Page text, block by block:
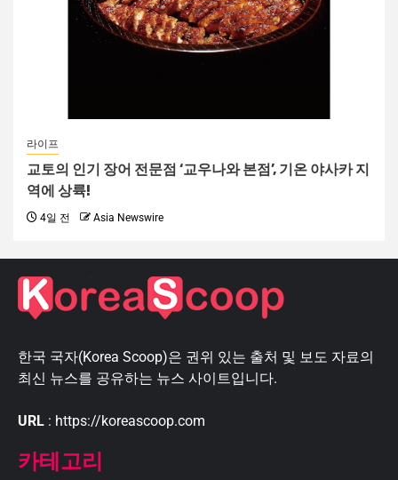
라이프
교토의 인기 장어 전문점 ‘교우나와 본점’, 기온 야사카 지
역에 상륙!
4일 전 Asia Newswire
한국 국자(Korea Scoop)은 권위 있는 출처 및 보도 자료의
최신 뉴스를 공유하는 뉴스 사이트입니다.
URL : https://koreascoop.com
카테고리